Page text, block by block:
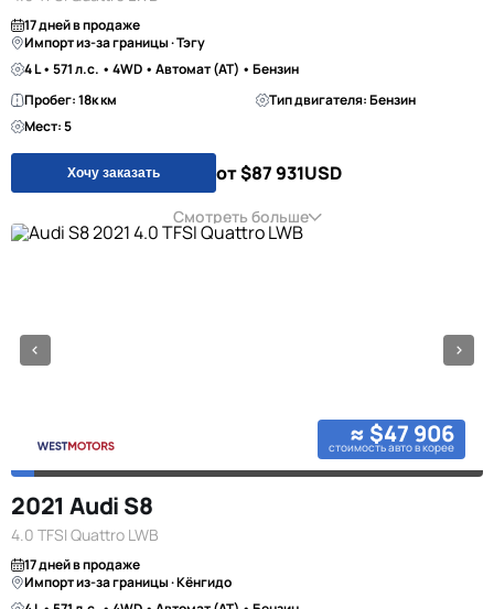
17 дней в продаже
Импорт из-за границы · Тэгу
4 L • 571 л.с. • 4WD • Автомат (AT) • Бензин
Пробег: 18к км
Тип двигателя: Бензин
Мест: 5
Хочу заказать от $87 931USD
Смотреть больше
≈ $47 906
стоимость авто в корее
2021 Audi S8
4.0 TFSI Quattro LWB
17 дней в продаже
Импорт из-за границы · Кёнгидо